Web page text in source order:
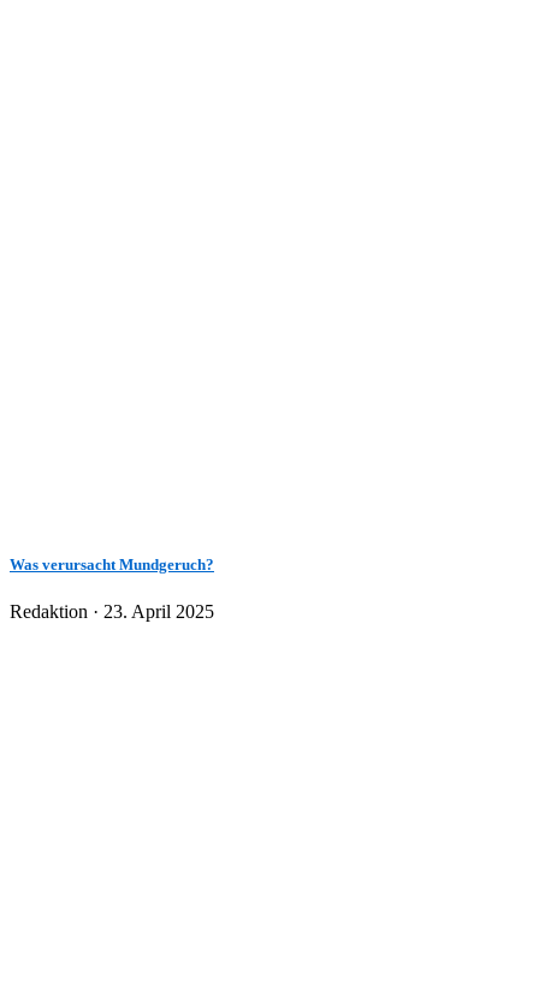
Was verursacht Mundgeruch?
Redaktion · Veröffentlicht
23. April 2025